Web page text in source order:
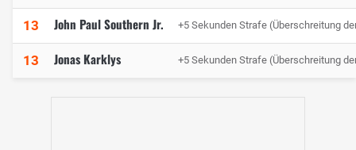
13 John Paul Southern Jr. +5 Sekunden Strafe (Überschreitung
13 Jonas Karklys +5 Sekunden Strafe (Überschreitung